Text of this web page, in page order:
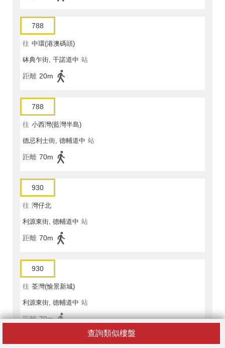
查詢類似樓盤
788
往 中環(港澳碼頭)
砵典乍街, 干諾道中 站
距離 20m
788
往 小西灣(藍灣半島)
德忌利士街, 德輔道中 站
距離 70m
930
往 灣仔北
利源東街, 德輔道中 站
距離 70m
930
往 荃灣(愉景新城)
利源東街, 德輔道中 站
距離 70m